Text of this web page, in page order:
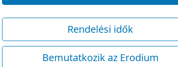
Rendelési idők
Bemutatkozik az Erodium